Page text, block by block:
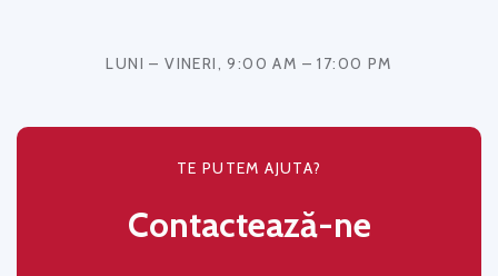
LUNI – VINERI, 9:00 AM – 17:00 PM
TE PUTEM AJUTA?
Contactează-ne